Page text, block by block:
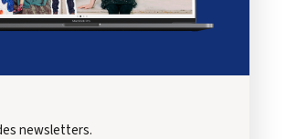
newsletters.